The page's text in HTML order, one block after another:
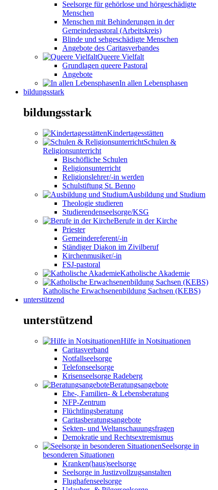
Seelsorge für gehörlose und hörgeschädigte
Menschen
Menschen mit Behinderungen in der
Gemeindepastoral (Arbeitskreis)
Blinde und sehgeschädigte Menschen
Angebote des Caritasverbandes
Queere Vielfalt
Grundlagen queere Pastoral
Angebote
In allen Lebensphasen
bildungsstark
bildungsstark
Kindertagesstätten
Schulen &
Religionsunterricht
Bischöfliche Schulen
Religionsunterricht
Religionslehrer/-in werden
Schulstiftung St. Benno
Ausbildung und Studium
Theologie studieren
Studierendenseelsorge/KSG
Berufe in der Kirche
Priester
Gemeindereferent/-in
Ständiger Diakon im Zivilberuf
Kirchenmusiker/-in
FSJ-pastoral
Katholische Akademie
Katholische Erwachsenenbildung Sachsen (KEBS)
unterstützend
unterstützend
Hilfe in Notsituationen
Caritasverband
Notfallseelsorge
Telefonseelsorge
Krisenseelsorge Radeberg
Beratungsangebote
Ehe-, Familien- & Lebensberatung
NFP-Zentrum
Flüchtlingsberatung
Caritasberatungsangebote
Sekten- und Weltanschauungsfragen
Demokratie und Rechtsextremismus
Seelsorge in
besonderen Situationen
Kranken(haus)seelsorge
Seelsorge in Justizvollzugsanstalten
Flughafenseelsorge